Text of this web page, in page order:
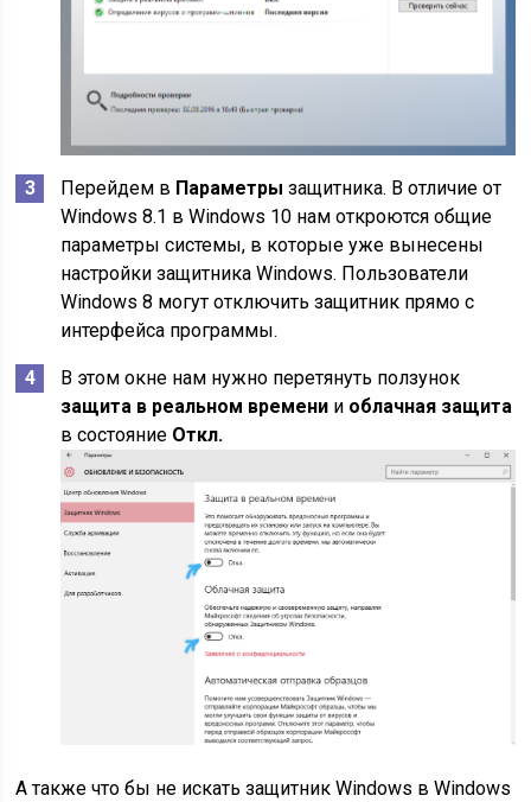
Перейдем в Параметрызащитника. В отличие от
Windows 8.1 в Windows 10 нам откроются общие
параметры системы, в которые уже вынесены
настройки защитника Windows. Пользователи
Windows 8 могут отключить защитник прямо с
интерфейса программы.
В этом окне нам нужно перетянуть ползунок
защита в реальном времени и облачная защита
в состояние Откл.
А также что бы не искать защитник Windows в Windows